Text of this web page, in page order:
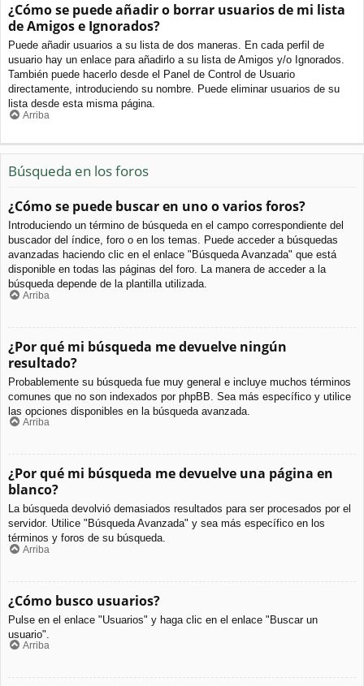
¿Cómo se puede añadir o borrar usuarios de mi lista
de Amigos e Ignorados?
Puede añadir usuarios a su lista de dos maneras. En cada perfil de
usuario hay un enlace para añadirlo a su lista de Amigos y/o Ignorados.
También puede hacerlo desde el Panel de Control de Usuario
directamente, introduciendo su nombre. Puede eliminar usuarios de su
lista desde esta misma página.
Arriba
Búsqueda en los foros
¿Cómo se puede buscar en uno o varios foros?
Introduciendo un término de búsqueda en el campo correspondiente del
buscador del índice, foro o en los temas. Puede acceder a búsquedas
avanzadas haciendo clic en el enlace "Búsqueda Avanzada" que está
disponible en todas las páginas del foro. La manera de acceder a la
búsqueda depende de la plantilla utilizada.
Arriba
¿Por qué mi búsqueda me devuelve ningún
resultado?
Probablemente su búsqueda fue muy general e incluye muchos términos
comunes que no son indexados por phpBB. Sea más específico y utilice
las opciones disponibles en la búsqueda avanzada.
Arriba
¿Por qué mi búsqueda me devuelve una página en
blanco?
La búsqueda devolvió demasiados resultados para ser procesados por el
servidor. Utilice "Búsqueda Avanzada" y sea más específico en los
términos y foros de su búsqueda.
Arriba
¿Cómo busco usuarios?
Pulse en el enlace "Usuarios" y haga clic en el enlace "Buscar un
usuario".
Arriba